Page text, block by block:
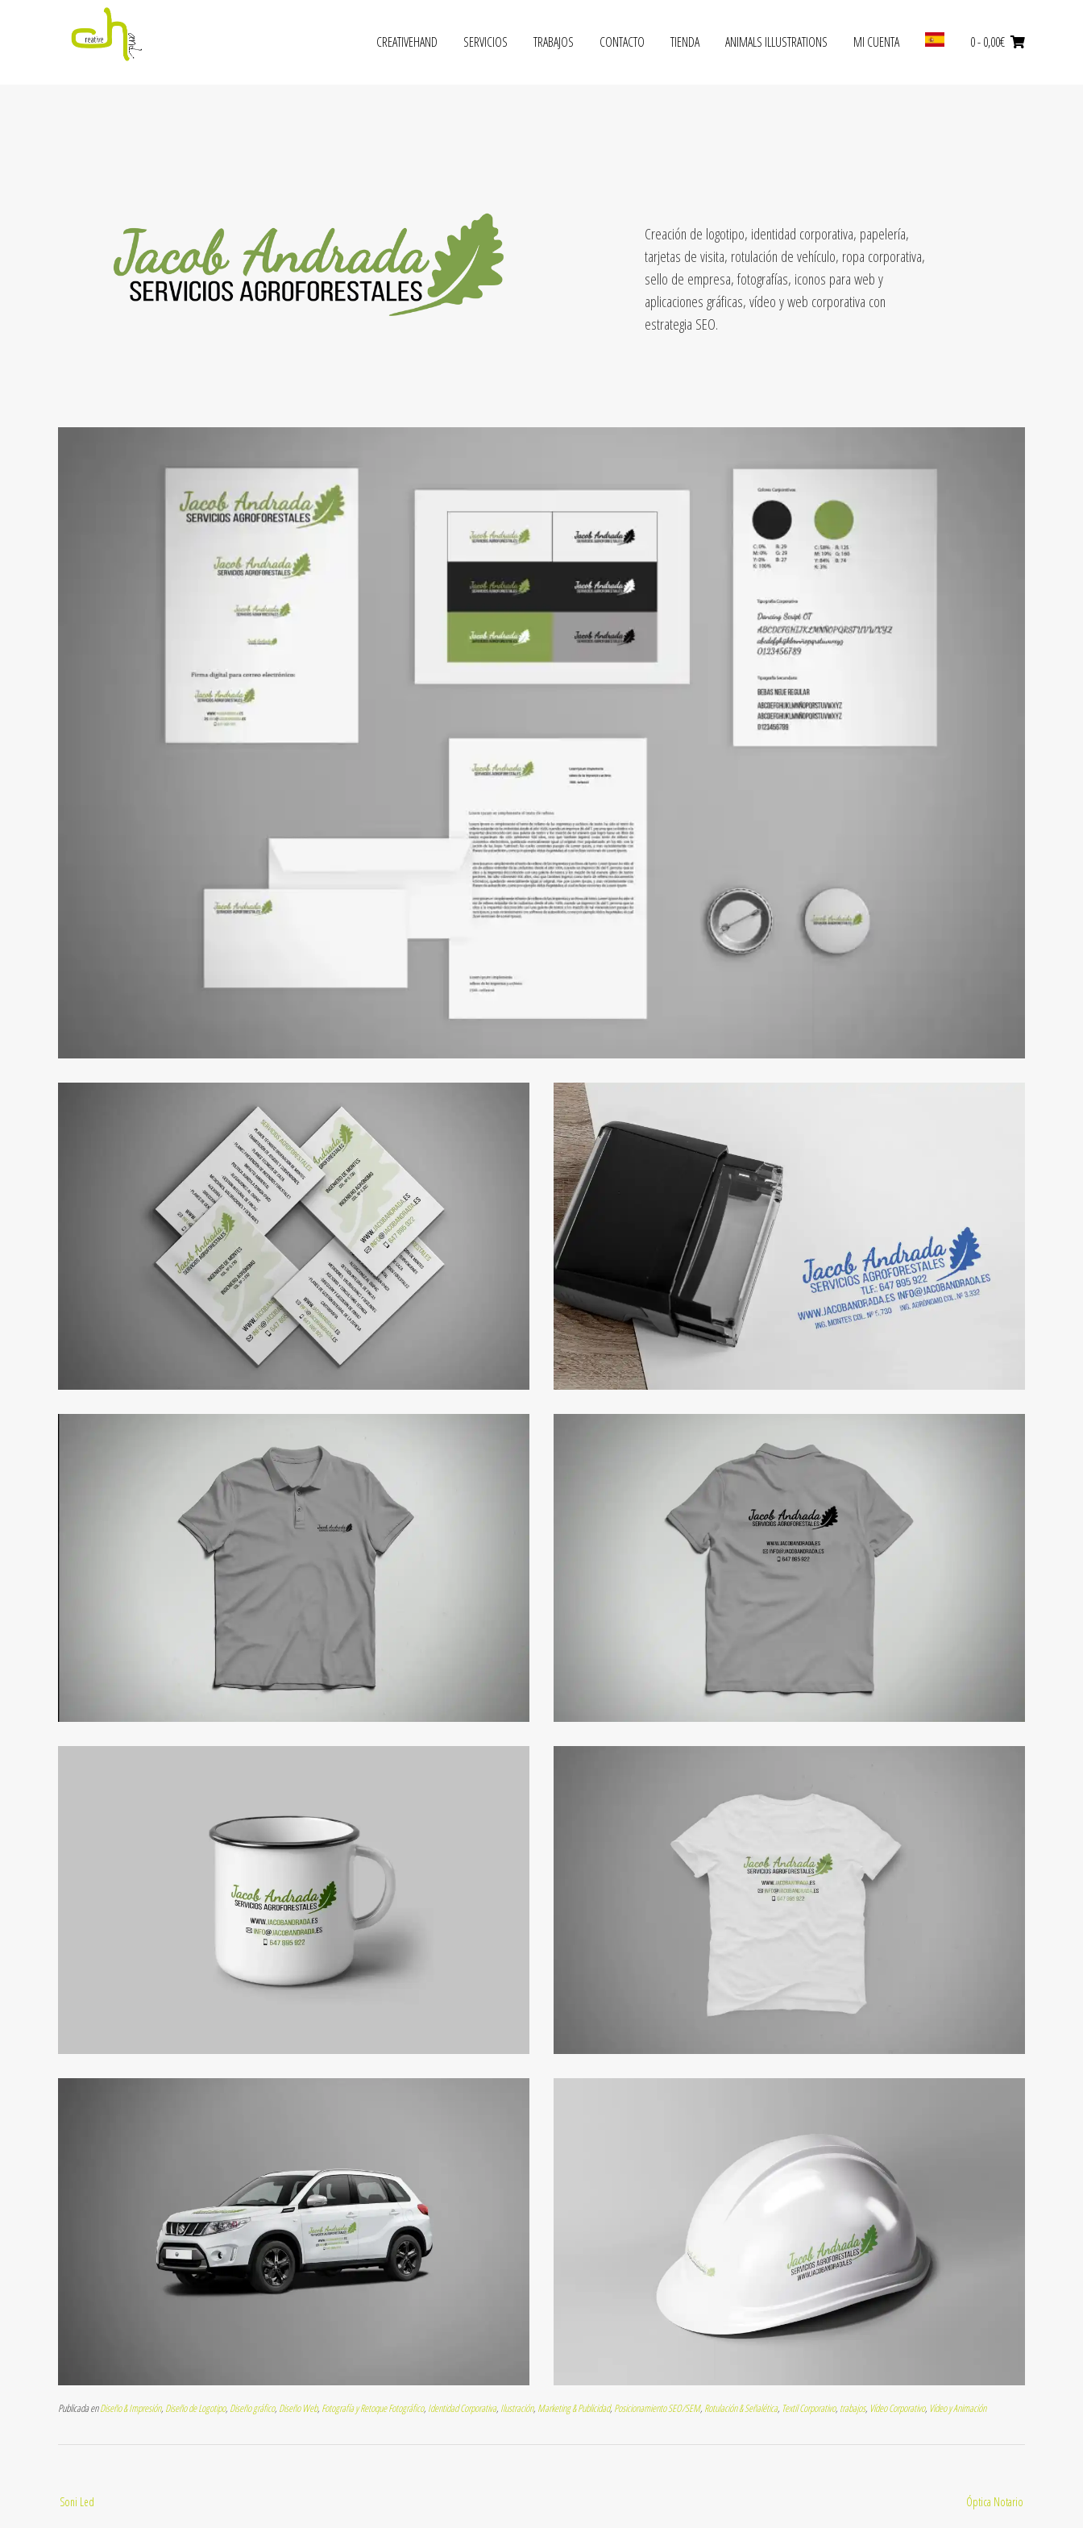
CREATIVEHAND SERVICIOS TRABAJOS CONTACTO TIENDA ANIMALS ILLUSTRATIONS MI CUENTA 0-0,00€
Creación de logotipo, identidad corporativa, papelería,
tarjetas de visita, rotulación de vehículo, ropa corporativa,
sello de empresa, fotografías, iconos para web y
aplicaciones gráficas, vídeo y web corporativa con
estrategia SEO.
Publicada enDiseño & Impresión, Diseño de Logotipo, Diseño gráfico, Diseño Web, Fotografía y Retoque Fotográfico, Identidad Corporativa, Ilustración, Marketing & Publicidad, Posicionamiento SEO/SEM, Rotulación & Señalética, Textil Corporativo, trabajos, Vídeo Corporativo, Vídeo y Animación
de Óptica Notario
Soni Led